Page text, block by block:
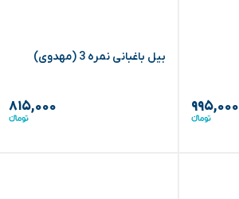
۹۹۵,۰۰۰
بیل باغبانی نمره 3 (مهدوی)
۸۱۵,۰۰۰